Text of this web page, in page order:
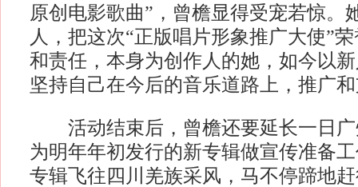
原创电影歌曲”，曾檐显得受宠若惊。
人，把这次“正版唱片形象推广大使”
和责任，本身为创作人的她，如今以
坚持自己在今后的音乐道路上，推广
活动结束后，曾檐还要延长一日广
为明年年初发行的新专辑做宣传准备
专辑飞往四川羌族采风，马不停蹄地